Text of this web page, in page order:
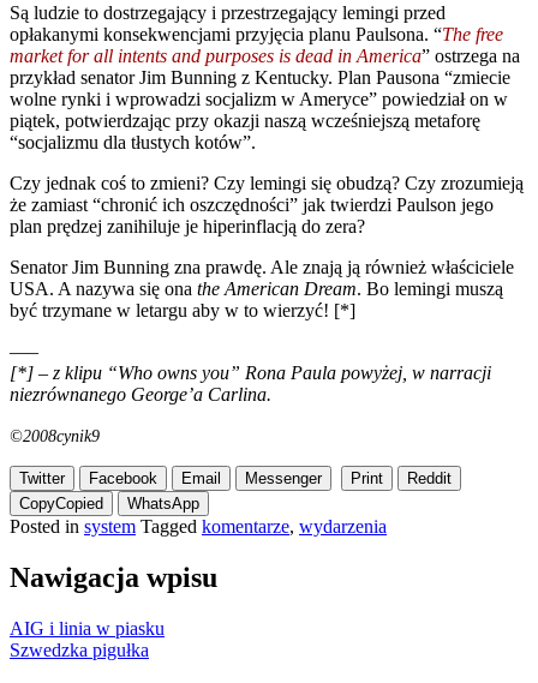
Są ludzie to dostrzegający i przestrzegający lemingi przed
opłakanymi konsekwencjami przyjęcia planu Paulsona. “The free
market for all intents and purposes is dead in America” ostrzega na
przykład senator Jim Bunning z Kentucky. Plan Pausona “zmiecie
wolne rynki i wprowadzi socjalizm w Ameryce” powiedział on w
piątek, potwierdzając przy okazji naszą wcześniejszą metaforę
“socjalizmu dla tłustych kotów”.
Czy jednak coś to zmieni? Czy lemingi się obudzą? Czy zrozumieją
że zamiast “chronić ich oszczędności” jak twierdzi Paulson jego
plan prędzej zanihiluje je hiperinflacją do zera?
Senator Jim Bunning zna prawdę. Ale znają ją również właściciele
USA. A nazywa się ona the American Dream. Bo lemingi muszą
być trzymane w letargu aby w to wierzyć! [*]
—–
[*] – z klipu “Who owns you” Rona Paula powyżej, w narracji
niezrównanego George’a Carlina.
©2008cynik9
Twitter Facebook Email Messenger Print
Reddit
CopyCopied WhatsApp
Posted in system Tagged komentarze, wydarzenia
Nawigacja wpisu
AIG i linia w piasku
Szwedzka pigułka